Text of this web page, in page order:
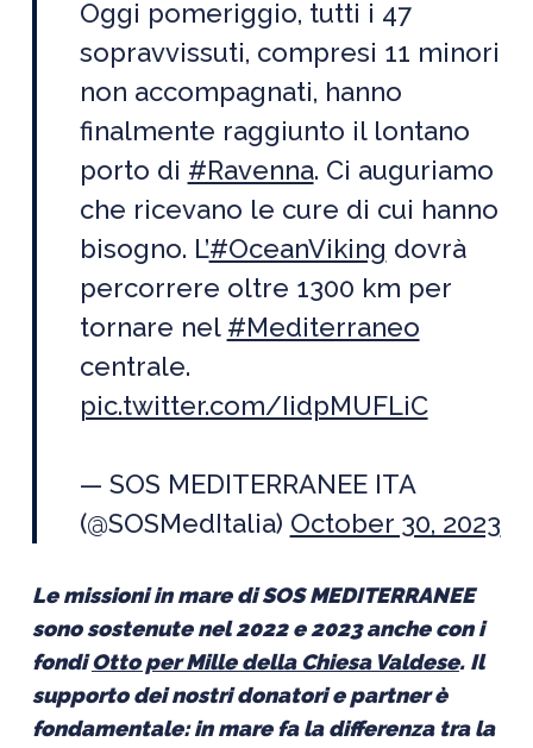
Oggi pomeriggio, tutti i 47
sopravvissuti, compresi 11 minori
non accompagnati, hanno
finalmente raggiunto il lontano
porto di #Ravenna. Ci auguriamo
che ricevano le cure di cui hanno
bisogno. L’#OceanViking dovrà
percorrere oltre 1300 km per
tornare nel #Mediterraneo
centrale.
pic.twitter.com/IidpMUFLiC
— SOS MEDITERRANEE ITA
(@SOSMedItalia) October 30, 2023
Le missioni in mare di SOS MEDITERRANEE
sono sostenute nel 2022 e 2023 anche con i
fondiOtto per Mille della Chiesa Valdese. Il
supporto dei nostri donatori e partner è
fondamentale: in mare fa la differenza tra la